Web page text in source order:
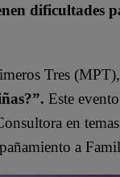
dificultades
Tres
Este
en
a